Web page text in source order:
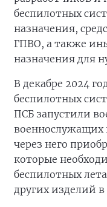
беспилотных
назначения,
ГПВО, а также
назначения для
В декабре 2024
беспилотных
ПСБ запустили
военнослужащих
через него
которые
беспилотных
других изделий в